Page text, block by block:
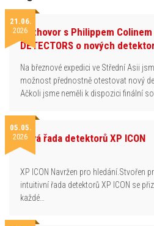
21.06.
2026Rozhovor s Philippem Colinem
DETECTORS o nových
Na březnové expedici ve Střední Asii
možnost přednostně otestovat nový
Ačkoli jsme neměli k dispozici finální
05.05.
2026Nová řada detektorů XP ICON
XP ICON Navržen pro hledání.Stvořen
intuitivní řada detektorů XP ICON se
každé…